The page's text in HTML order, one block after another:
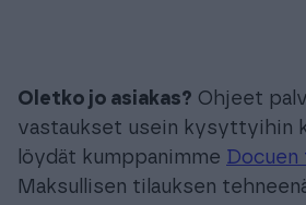
Oletko jo asiakas? Ohjeet
vastaukset usein kysyttyihin
löydät kumppanimme Docuen
Maksullisen tilauksen